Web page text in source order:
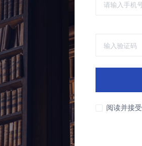
阅读并接受